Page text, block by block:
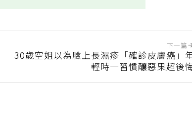
下一篇
30歲空姐以為臉上長濕疹「確診皮膚癌」
輕時一習慣釀惡果超後